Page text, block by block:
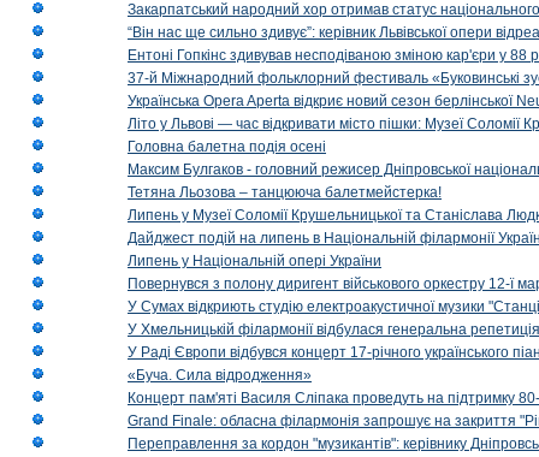
Закарпатський народний хор отримав статус національного
“Він нас ще сильно здивує”: керівник Львівської опери
Ентоні Гопкінс здивував несподіваною зміною кар'єри у 88
37-й Міжнародний фольклорний фестиваль «Буковинські
Українська Opera Aperta відкриє новий сезон берлінської
Літо у Львові — час відкривати місто пішки: Музеї Соломії
Головна балетна подія осені
Максим Булгаков - головний режисер Дніпровської
Тетяна Льозова – танцююча балетмейстерка!
Липень у Музеї Соломії Крушельницької та Станіслава
Дайджест подій на липень в Національній філармонії
Липень у Національній опері України
Повернувся з полону диригент військового оркестру 12-ї
У Сумах відкриють студію електроакустичної музики
У Хмельницькій філармонії відбулася генеральна
У Раді Європи відбувся концерт 17-річного українського
«Буча. Сила відродження»
Концерт пам'яті Василя Сліпака проведуть на підтримку
Grand Finale: обласна філармонія запрошує на закриття
Переправлення за кордон "музикантів": керівнику